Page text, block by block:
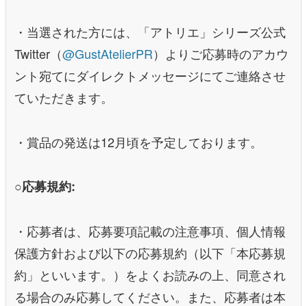
・当選された方には、「アトリエ」シリーズ公式
Twitter（@GustAtelierPR）よりご応募時のアカウ
ント宛てにダイレクトメッセージにてご連絡させ
ていただきます。
・賞品の発送は12月頃を予定しております。
○応募規約:
・応募者は、応募要項記載の注意事項、個人情報
保護方針および以下の応募規約（以下「本応募規
約」といいます。）をよくお読みの上、同意され
る場合のみ応募してください。また、応募者は本